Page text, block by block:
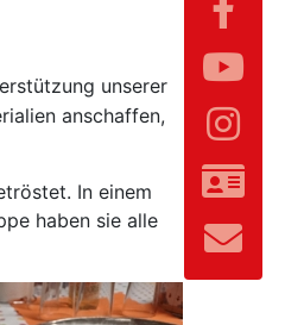
unserer
anschaffen,
In einem
haben sie alle